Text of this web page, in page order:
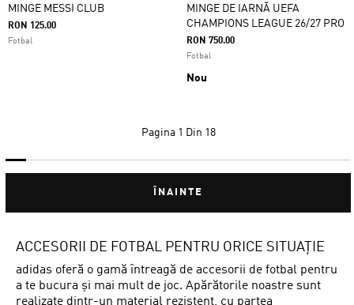
MINGE MESSI CLUB
RON 125.00
Fotbal
MINGE DE IARNĂ UEFA
CHAMPIONS LEAGUE 26/27 PRO
RON 750.00
Fotbal
Nou
Pagina 1 Din 18
ÎNAINTE
ACCESORII DE FOTBAL PENTRU ORICE SITUAȚIE
adidas oferă o gamă întreagă de accesorii de fotbal pentru
a te bucura și mai mult de joc. Apărătorile noastre sunt
realizate dintr-un material rezistent, cu partea